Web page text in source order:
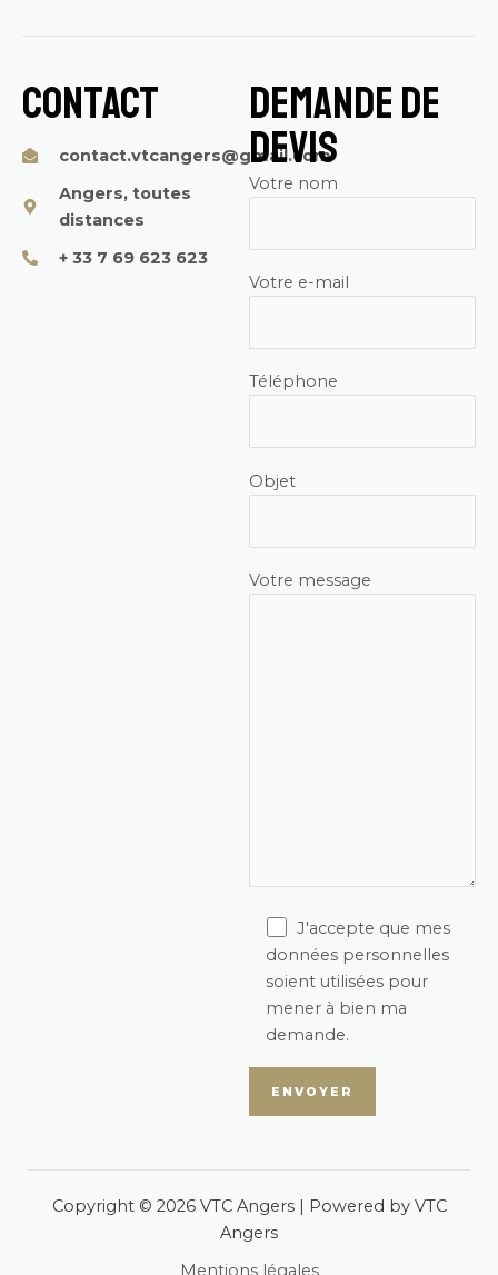
Contact
contact.vtcangers@gmail.com
Angers, toutes
distances
+ 33 7 69 623 623
Demande de
devis
Votre nom
Votre e-mail
Téléphone
Objet
Votre message
J'accepte que mes
données personnelles
soient utilisées pour
mener à bien ma
demande.
Copyright © 2026 VTC Angers | Powered by VTC
Angers
Mentions légales